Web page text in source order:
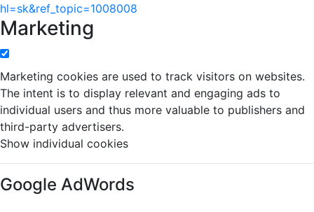
hl=sk&ref_topic=1008008
Marketing
Marketing cookies are used to track visitors on websites.
The intent is to display relevant and engaging ads to
individual users and thus more valuable to publishers and
third-party advertisers.
Show individual cookies
Google AdWords